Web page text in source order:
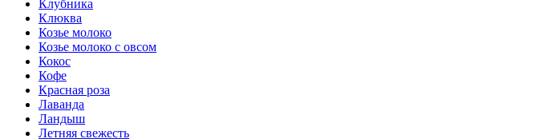
Клубника
Клюква
Козье молоко
Козье молоко с овсом
Кокос
Кофе
Красная роза
Лаванда
Ландыш
Летняя свежесть